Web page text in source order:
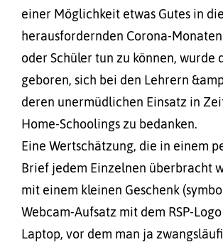
einer Möglichkeit etwas Gutes in
herausfordernden Corona-
oder Schüler tun zu können, wurde
geboren, sich bei den Lehrern
deren unermüdlichen Einsatz in
Home-Schoolings zu bedanken.
Eine Wertschätzung, die in einem
Brief jedem Einzelnen überbracht
mit einem kleinen Geschenk
Webcam-Aufsatz mit dem RSP-
Laptop, vor dem man ja